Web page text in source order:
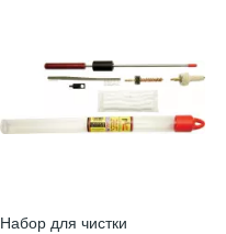
Набор для чистки